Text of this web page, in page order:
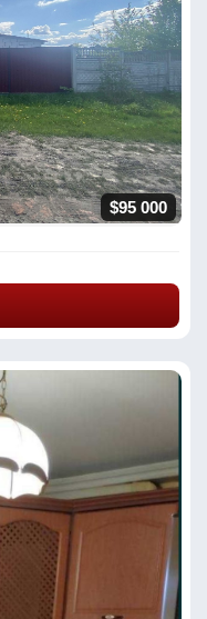
$95 000